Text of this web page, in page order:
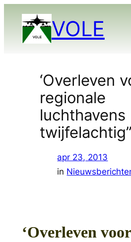
VOLE
‘Overleven
regionale
luchthavens
twijfelachtig”
apr 23, 2013
in
‘Overleven